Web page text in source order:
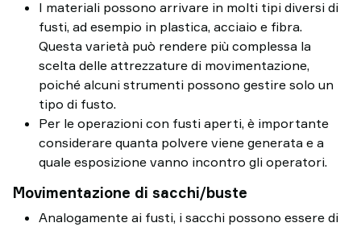
I materiali possono arrivare in molti tipi diversi di
fusti, ad esempio in plastica, acciaio e fibra.
Questa varietà può rendere più complessa la
scelta delle attrezzature di movimentazione,
poiché alcuni strumenti possono gestire solo un
tipo di fusto.
Per le operazioni con fusti aperti, è importante
considerare quanta polvere viene generata e a
quale esposizione vanno incontro gli operatori.
Movimentazione di sacchi/buste
Analogamente ai fusti, i sacchi possono essere di